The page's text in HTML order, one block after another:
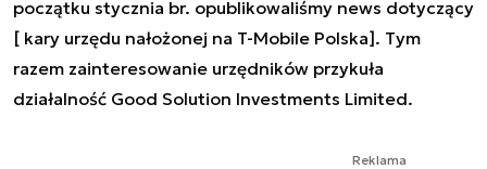
początku stycznia br. opublikowaliśmy news dotyczący
[ kary urzędu nałożonej na T-Mobile Polska]. Tym
razem zainteresowanie urzędników przykuła
działalność Good Solution Investments Limited.
Reklama